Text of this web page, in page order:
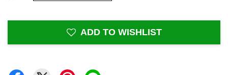
ADD TO WISHLIST